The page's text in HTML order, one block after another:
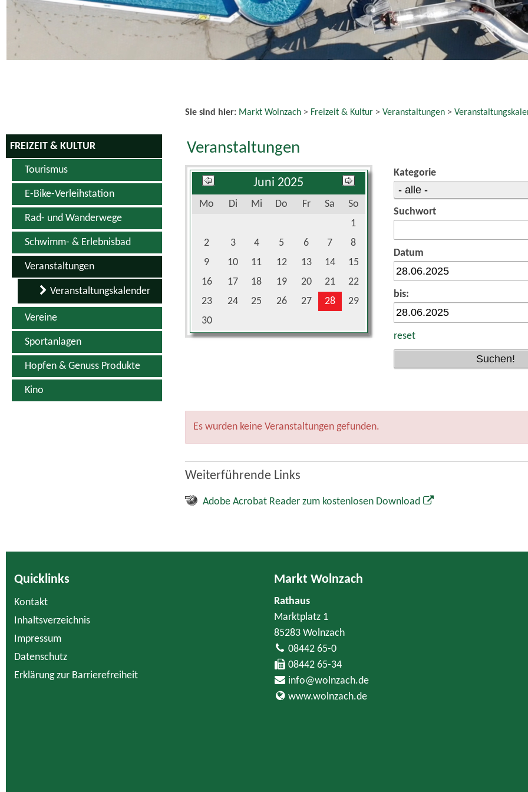
FREIZEIT & KULTUR
Tourismus
E-Bike-Verleihstation
Rad- und Wanderwege
Schwimm- & Erlebnisbad
Veranstaltungen
Veranstaltungskalender
Vereine
Sportanlagen
Hopfen & Genuss Produkte
Kino
Sie sind hier: Markt Wolnzach> Freizeit & Kultur> Veranstaltungen>
Veranstaltungen
Juni 2025
Mo Di Mi Do Fr Sa
So
1
2
3 4 5 6 7
8
9
10 11 12 13 14
15
16
17 18 19 20 21
22
23
24 25 26 27 28
29
30
Kategorie
Suchwort
Datum
bis:
reset
Es wurden keine Veranstaltungen gefunden.
Weiterführende Links
Adobe Acrobat Reader zum kostenlosen Download
Quicklinks
Kontakt
Inhaltsverzeichnis
Impressum
Datenschutz
Erklärung zur Barrierefreiheit
Markt Wolnzach
Rathaus
Marktplatz 1
85283 Wolnzach
08442 65-0
08442 65-34
info@wolnzach.de
www.wolnzach.de